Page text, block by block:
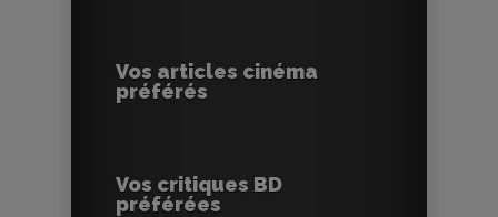
Vos articles cinéma
préférés
Vos critiques BD
préférées